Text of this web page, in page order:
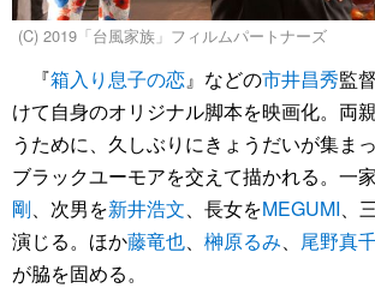
(C) 2019「台風家族」フィルムパートナーズ
『箱入り息子の恋』などの市井昌秀監
けて自身のオリジナル脚本を映画化。両
うために、久しぶりにきょうだいが集ま
ブラックユーモアを交えて描かれる。一
剛、次男を新井浩文、長女をMEGUMI、
演じる。ほか藤竜也、 榊原るみ、 尾野真
が脇を固める。